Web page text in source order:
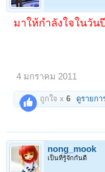
มาให้กำลังใจในวัน
4 มกราคม 2011
ถูกใจ x6 ดูรายกา
nong_mook
เป็นที่รู้จักกันดี